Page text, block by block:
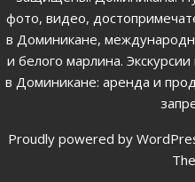
фото, видео,
в Доминикане,
и белого марлина.
в Доминикане: аренда и
Proudly powered by